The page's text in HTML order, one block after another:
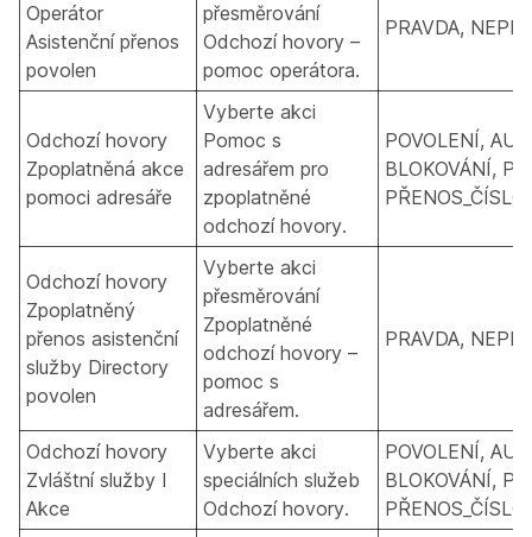
Operátor
Asistenční přenos
povolen
přesměrování
Odchozí hovory –
pomoc operátora.
PRAVDA,
Odchozí hovory
Zpoplatněná akce
pomoci adresáře
Vyberte akci
Pomoc s
adresářem pro
zpoplatněné
odchozí hovory.
POVOLENÍ,
BLOKOVÁNÍ,
Odchozí hovory
Zpoplatněný
přenos asistenční
služby Directory
povolen
Vyberte akci
přesměrování
Zpoplatněné
odchozí hovory –
pomoc s
adresářem.
PRAVDA,
Odchozí hovory
Zvláštní služby I
Akce
Vyberte akci
speciálních služeb
Odchozí hovory.
POVOLENÍ,
BLOKOVÁNÍ,